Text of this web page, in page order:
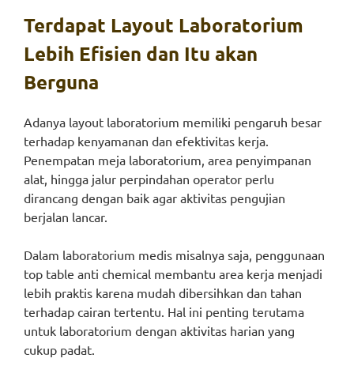
Terdapat Layout Laboratorium
Lebih Efisien dan Itu akan
Berguna
Adanya layout laboratorium memiliki pengaruh besar
terhadap kenyamanan dan efektivitas kerja.
Penempatan meja laboratorium, area penyimpanan
alat, hingga jalur perpindahan operator perlu
dirancang dengan baik agar aktivitas pengujian
berjalan lancar.
Dalam laboratorium medis misalnya saja, penggunaan
top table anti chemical membantu area kerja menjadi
lebih praktis karena mudah dibersihkan dan tahan
terhadap cairan tertentu. Hal ini penting terutama
untuk laboratorium dengan aktivitas harian yang
cukup padat.